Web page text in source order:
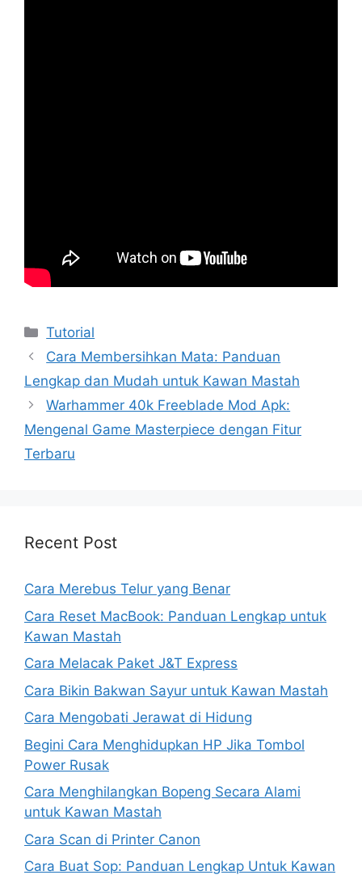
Kategori
Tutorial
Cara Membersihkan Mata: Panduan
Lengkap dan Mudah untuk Kawan Mastah
Warhammer 40k Freeblade Mod Apk:
Mengenal Game Masterpiece dengan Fitur
Terbaru
Recent Post
Cara Merebus Telur yang Benar
Cara Reset MacBook: Panduan Lengkap untuk
Kawan Mastah
Cara Melacak Paket J&T Express
Cara Bikin Bakwan Sayur untuk Kawan Mastah
Cara Mengobati Jerawat di Hidung
Begini Cara Menghidupkan HP Jika Tombol
Power Rusak
Cara Menghilangkan Bopeng Secara Alami
untuk Kawan Mastah
Cara Scan di Printer Canon
Cara Buat Sop: Panduan Lengkap Untuk Kawan